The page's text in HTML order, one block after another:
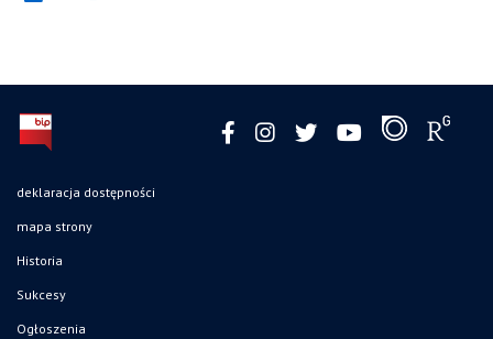
deklaracja dostępności
mapa strony
Historia
Sukcesy
Ogłoszenia